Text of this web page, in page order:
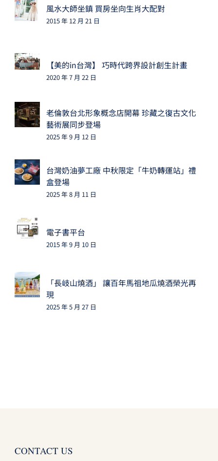
風水大師坐鎮 買房坐向生肖大配對
2015 年 12 月 21 日
【美的in台灣】 巧時代跨界設計創生計畫
2020 年 7 月 22 日
老倫敦台北形象概念店開幕 珍藏之復古文化
藝術展同步登場
2025 年 9 月 12 日
台灣奶油夢工廠 中秋限定「牛奶轉運站」禮
盒登場
2025 年 8 月 11 日
電子書平台
2015 年 9 月 10 日
「長岐山燒酒」 讓百年馬祖地瓜燒酒榮光再
現
2025 年 5 月 27 日
CONTACT US